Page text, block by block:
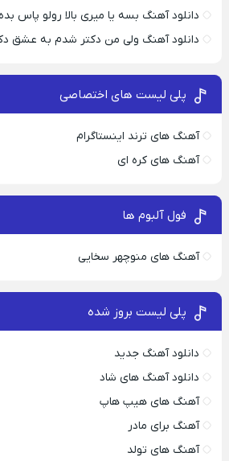
دانلود آهنگ بسه یا میری بالا رولو پاس
دانلود آهنگ ولی من دکتر شدم به عشق
پلی لیست های اختصاصی
آهنگ های ترند اینستاگرام
آهنگ های کره ای
فول آلبوم ها
آهنگ های منوچهر سخایی
پلی لیست بروز شده
دانلود آهنگ جدید
دانلود آهنگ های شاد
آهنگ های هیپ هاپ
آهنگ برای مادر
آهنگ های تولد